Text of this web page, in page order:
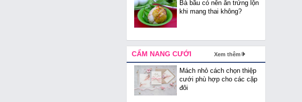
Bà bầu có nên ăn trứng lộn
khi mang thai không?
CẨM NANG CƯỚI Xem thêm
Mách nhỏ cách chọn thiệp
cưới phù hợp cho các cặp
đôi